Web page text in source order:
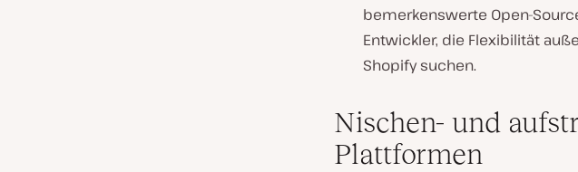
bemerkenswerte Open-
Entwickler, die Flexibilität
Shopify suchen.
Nischen- und
Plattformen